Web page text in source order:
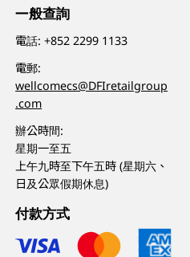
一般查詢
電話:+852 2299 1133
電郵:
wellcomecs@DFIretailgroup
.com
辦公時間:
星期一至五
上午九時至下午五時 (星期六、
日及公眾假期休息)
付款方式